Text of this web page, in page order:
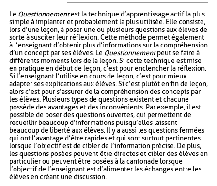
Le Questionnementest la technique d’apprentissage actif la plus
simple à implanter et probablement la plus utilisée. Elle consiste,
lors d’une leçon, à poser une ou plusieurs questions aux élèves de
sorte à susciter leur réflexion. Cette méthode permet également
à l’enseignant d’obtenir plus d’informations sur la compréhension
d’un concept par ses élèves. Le Questionnementpeut se faire à
différents moments lors de la leçon. Si cette technique est mise
en pratique en début de leçon, c’est pour enclencher la réflexion.
Si l’enseignant l’utilise en cours de leçon, c’est pour mieux
adapter ses explications aux élèves. Si c’est plutôt en fin de leçon,
alors c’est pour s’assurer de la compréhension des concepts par
les élèves. Plusieurs types de questions existent et chacune
possède des avantages et des inconvénients. Par exemple, il est
possible de poser des questions ouvertes, qui permettent de
recueillir beaucoup d’informations puisqu’elles laissent
beaucoup de liberté aux élèves. Il y a aussi les questions fermées
qui ont l’avantage d’être rapides et qui sont surtout pertinentes
lorsque l’objectif est de cibler de l’information précise. De plus,
les questions posées peuvent être directes et cibler des élèves en
particulier ou peuvent être posées à la cantonade lorsque
l’objectif de l’enseignant est d’alimenter les échanges entre les
élèves en créant une discussion.